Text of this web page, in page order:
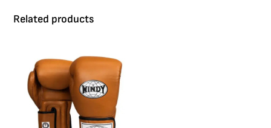
Related products